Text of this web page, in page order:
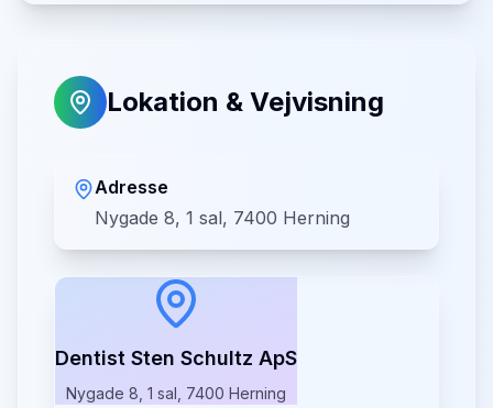
Lokation & Vejvisning
Adresse
Nygade 8, 1 sal, 7400 Herning
Dentist Sten Schultz ApS
Nygade 8, 1 sal, 7400 Herning